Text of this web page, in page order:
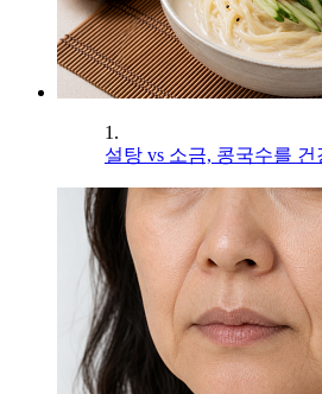
1.
설탕 vs 소금, 콩국수를